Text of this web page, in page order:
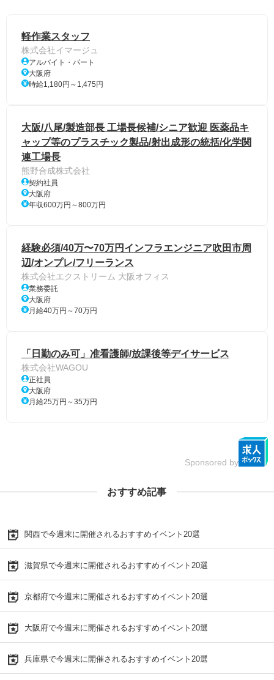
軽作業スタッフ
株式会社イマージュ
アルバイト・パート
大阪府
時給1,180円～1,475円
大阪/八尾/製造部長 工場長候補/シニア歓迎 医薬品キ
ャップ等のプラスチック製品/射出成形の統括/化学関
連工場長
熊野合成株式会社
契約社員
大阪府
年収600万円～800万円
経験必須/40万〜70万円インフラエンジニア吹田市周
辺/オンプレ/フリーランス
株式会社エクストリーム 大阪オフィス
業務委託
大阪府
月給40万円～70万円
「日勤のみ可」准看護師/放課後等デイサービス
株式会社WAGOU
正社員
大阪府
月給25万円～35万円
Sponsored by
おすすめ記事
関西で今週末に開催されるおすすめイベント20選
滋賀県で今週末に開催されるおすすめイベント20選
京都府で今週末に開催されるおすすめイベント20選
大阪府で今週末に開催されるおすすめイベント20選
兵庫県で今週末に開催されるおすすめイベント20選